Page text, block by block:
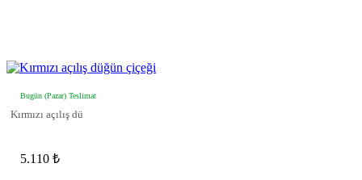
Bugün (Pazar) Teslimat
Kırmızı açılış dü
5.110 ₺